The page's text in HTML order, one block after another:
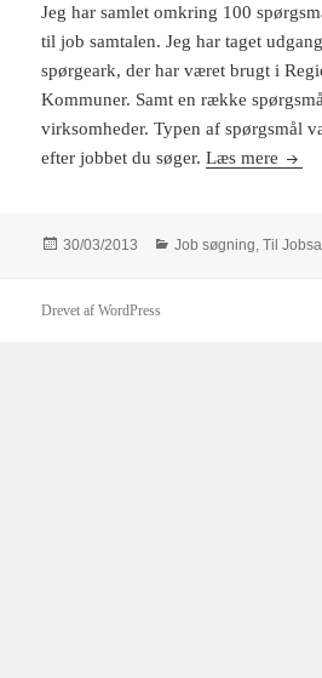
Jeg har samlet omkring 100
til job samtalen. Jeg har taget
spørgeark, der har været brugt i
Kommuner. Samt en række
virksomheder. Typen af spørgsmål
efter jobbet du søger.Læs mere 100
Udgivet
30/03/2013 Kategorier
Job søgning,Til
Drevet af WordPress